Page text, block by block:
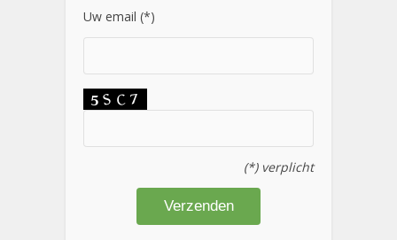
Uw email (*)
(*) verplicht